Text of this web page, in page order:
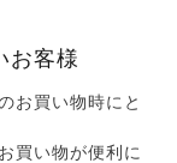
お客様
お買い物時にと
買い物が便利に